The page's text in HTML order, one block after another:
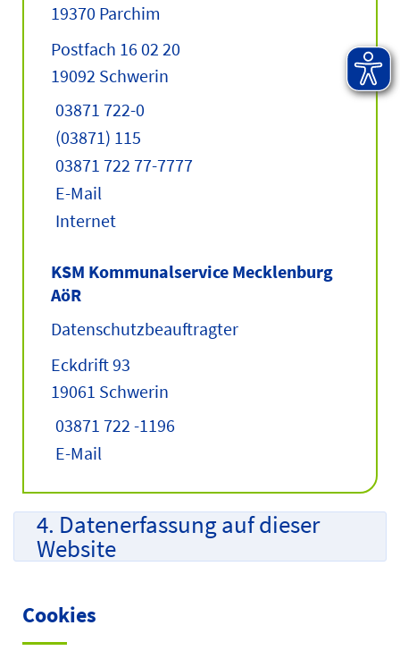
19370 Parchim
Postfach 16 02 20
19092 Schwerin
03871 722-0
(03871) 115
03871 722 77-7777
E-Mail
Internet
KSM Kommunalservice Mecklenburg
AöR
Datenschutzbeauftragter
Eckdrift 93
19061 Schwerin
03871 722 -1196
E-Mail
4. Datenerfassung auf dieser
Website
Cookies